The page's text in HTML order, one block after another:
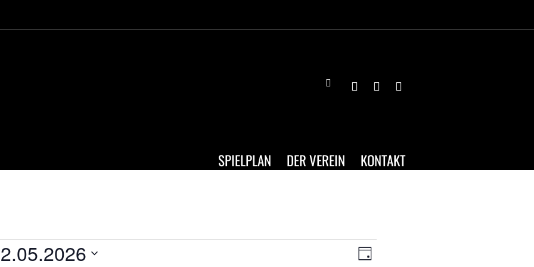
SPIELPLAN DER VEREIN KONTAKT
ANSICHTEN-
VERANSTALTUNG
TAG